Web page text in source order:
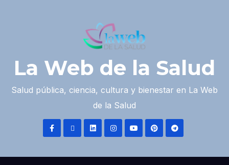
La Web de la Salud
Salud pública, ciencia, cultura y bienestar en La Web
de la Salud